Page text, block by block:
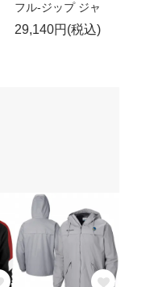
フル-ジップ ジャ
29,140円(税込)